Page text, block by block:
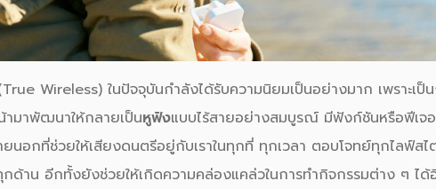
Wireless) ในปัจจุบันกำลังได้รับความนิยมเป็นอย่างมาก เพราะเป็
ามาพัฒนาให้กลายเป็นหูฟังแบบไร้สายอย่างสมบูรณ์ มีฟังก์ชันหรือฟีเจ
นอกที่ช่วยให้เสียงดนตรีอยู่กับเราในทุกที่ ทุกเวลา ตอบโจทย์ทุกไลฟ์ส
กด้าน อีกทั้งยังช่วยให้เกิดความคล่องแคล่วในการทำกิจกรรมต่าง ๆ ไ